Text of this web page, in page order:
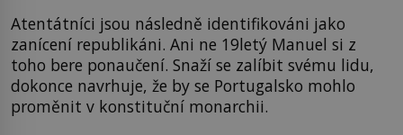
Atentátníci jsou následně identifikováni jako
zanícení republikáni. Ani ne 19letý Manuel si z
toho bere ponaučení. Snaží se zalíbit svému lidu,
dokonce navrhuje, že by se Portugalsko mohlo
proměnit v konstituční monarchii.